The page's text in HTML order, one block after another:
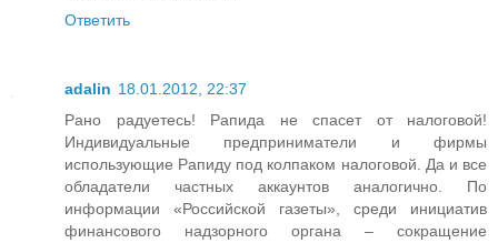
Ответить
adalin 18.01.2012, 22:37
Рано радуетесь! Рапида не спасет от налоговой!
Индивидуальные предприниматели и фирмы
использующие Рапиду под колпаком налоговой. Да и все
обладатели частных аккаунтов аналогично. По
информации «Российской газеты», среди инициатив
финансового надзорного органа – сокращение